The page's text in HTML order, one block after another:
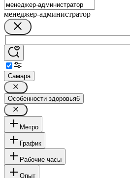
менеджер-администратор
Самара
Особенности здоровья6
Метро
График
Рабочие часы
Опыт